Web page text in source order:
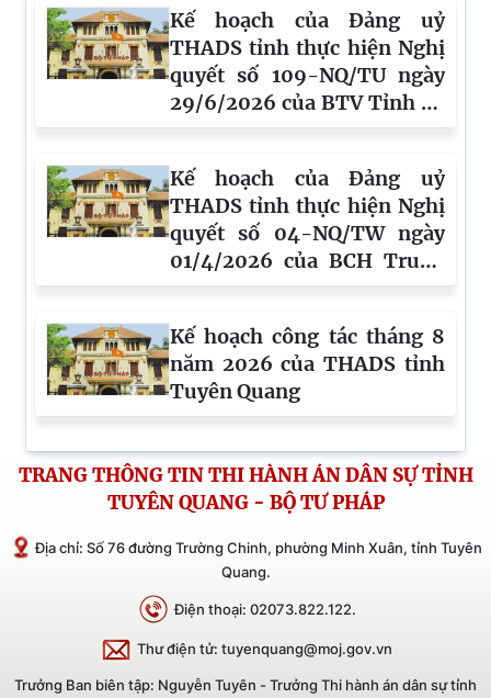
(lần 8)
Kế hoạch của Đảng uỷ
THADS tỉnh thực hiện Nghị
quyết số 109-NQ/TU ngày
29/6/2026 của BTV Tỉnh uỷ
Tuyên Quang về đổi mới
phong cách làm việc và đẩy
mạnh cải cách hành chính
trong Đảng, giai đoạn
2026-2030
Kế hoạch của Đảng uỷ
THADS tỉnh thực hiện Nghị
quyết số 04-NQ/TW ngày
01/4/2026 của BCH Trung
ương Đảng khóa XIV về tiếp
của Đảng đối với công tác
phòng, chống tham nhũng,
lãng phí, tiêu cực trong giai
đoạn mới
Kế hoạch công tác tháng 8
năm 2026 của THADS tỉnh
Tuyên Quang
TRANG THÔNG TIN THI HÀNH ÁN DÂN SỰ TỈNH
TUYÊN QUANG - BỘ TƯ PHÁP
Địa chỉ: Số 76 đường Trường Chinh, phường Minh Xuân, tỉnh Tuyên
Quang.
Điện thoại: 02073.822.122.
Thư điện tử: tuyenquang@moj.gov.vn
Trưởng Ban biên tập: Nguyễn Tuyên - Trưởng Thi hành án dân sự tỉnh